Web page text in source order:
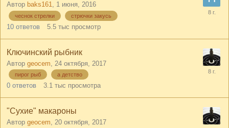
Автор baks161, 1 июня, 2016
чеснок стрелки стрючки закусь
10 ответов 5.5 тыс просмотр
Ключинский рыбник
Автор geocem 24 октября, 2017
пирог рыб а детство
0 ответов 3.1 тыс просмотра
"Сухие" макароны
Автор geocem 20 октября, 2017